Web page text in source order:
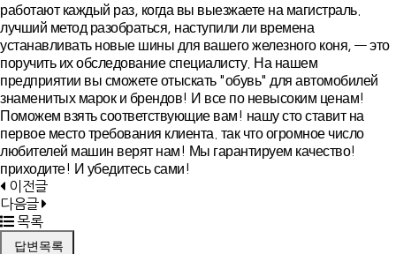
работают каждый раз, когда вы выезжаете на магистраль.
лучший метод разобраться, наступили ли времена
устанавливать новые шины для вашего железного коня, — это
поручить их обследование специалисту. На нашем
предприятии вы сможете отыскать "обувь" для автомобилей
знаменитых марок и брендов! И все по невысоким ценам!
Поможем взять соответствующие вам! нашу сто ставит на
первое место требования клиента. так что огромное число
любителей машин верят нам! Мы гарантируем качество!
приходите! И убедитесь сами!
이전글
다음글
목록
답변목록